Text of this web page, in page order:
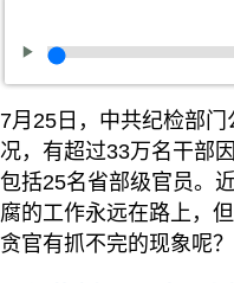
7月25日，中共纪检部
况，有超过33万名干部
包括25名省部级官员。
腐的工作永远在路上，
贪官有抓不完的现象呢？